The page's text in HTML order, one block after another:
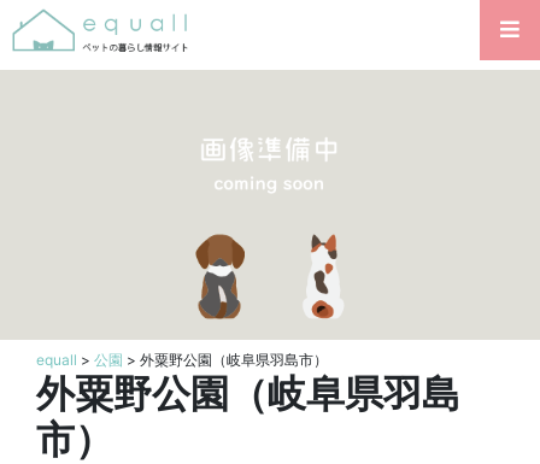
equall > 公園 > 外粟野公園（岐阜県羽島市）
外粟野公園（岐阜県羽島
市）